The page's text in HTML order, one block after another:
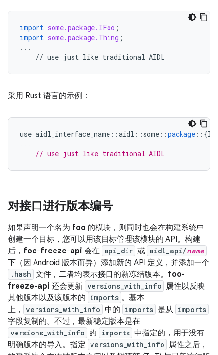
import some.package.IFoo ;
import some.package.Thing ;
...
// use just like traditional AIDL
采用 Rust 语言的示例：
use aidl_interface_name ::aidl :: some ::package :: {
...
// use just like traditional AIDL
对接口进行版本编号
如果声明一个名为 foo 的模块，则同时也会在构建系统中
创建一个目标，您可以用该目标管理该模块的 API。构建
后， foo-freeze-api 会在 api_dir 或 aidl_api/name
下（因 Android 版本而异）添加新的 API 定义，并添加一个
.hash 文件，二者均表示接口的新冻结版本。 foo-
freeze-api 还会更新 versions_with_info 属性以反映
其他版本以及该版本的 imports 。基本
上，
versions_with_info 中的 imports 是从 imports
字段复制的。不过，最新稳定版本是在
versions_with_info 的 imports 中指定的，用于没有
明确版本的导入。指定 versions_with_info 属性之后，